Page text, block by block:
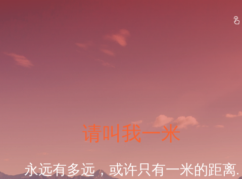
请叫我一米
永远有多远，或许只有一米的距离.